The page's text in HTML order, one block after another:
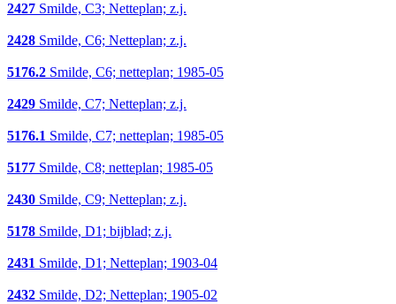
2427 Smilde, C3; Netteplan; z.j.
2428 Smilde, C6; Netteplan; z.j.
5176.2 Smilde, C6; netteplan; 1985-05
2429 Smilde, C7; Netteplan; z.j.
5176.1 Smilde, C7; netteplan; 1985-05
5177 Smilde, C8; netteplan; 1985-05
2430 Smilde, C9; Netteplan; z.j.
5178 Smilde, D1; bijblad; z.j.
2431 Smilde, D1; Netteplan; 1903-04
2432 Smilde, D2; Netteplan; 1905-02